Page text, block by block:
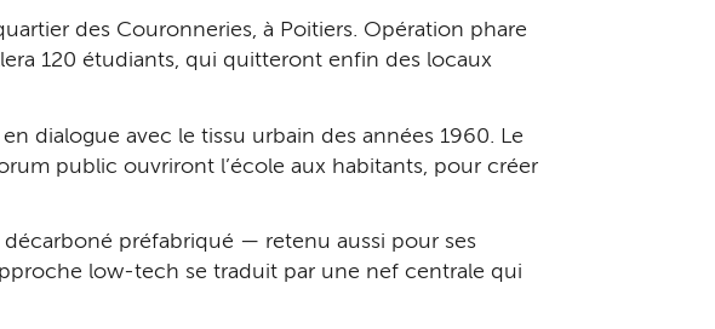
des Couronneries, à Poitiers. Opération phare
120 étudiants, qui quitteront enfin des locaux
dialogue avec le tissu urbain des années 1960. Le
public ouvriront l’école aux habitants, pour créer
préfabriqué — retenu aussi pour ses
low-tech se traduit par une nef centrale qui